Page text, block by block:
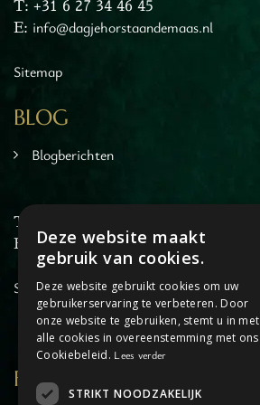
T: +31 6 27 34 46 45
E: info@dagjehorstaandemaas.nl
Sitemap
BLOG
Blogberichten
T: +31 6 27 34 46 45
E:
info@dagjehorstaandemaas.nl
Sitemap
FORBIDDEN FLOOR
Deze website maakt
gebruik van cookies.
Deze website gebruikt cookies om uw
gebruikerservaring te verbeteren. Door
onze website te gebruiken, stemt u in met
alle cookies in overeenstemming met ons
Cookiebeleid. Lees verder
STRIKT NOODZAKELIJK